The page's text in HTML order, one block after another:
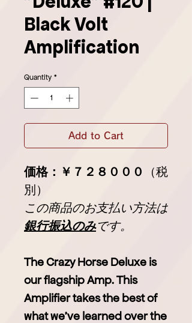
Black Volt
Amplification
Quantity *
Add to Cart
価格：￥７２８０００
（税
別）
この商品のお支払い方法は
銀行振込のみです。
The Crazy Horse Deluxe is
our flagship Amp. This
Amplifier takes the best of
what we've learned over the